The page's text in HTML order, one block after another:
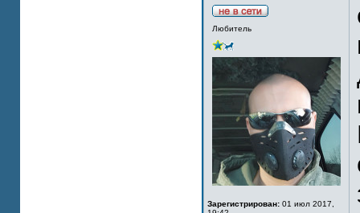
Любитель
Зарегистрирован: 01 июл 2017,